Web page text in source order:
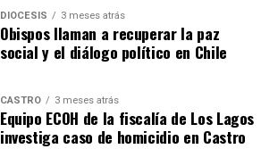
DIÓCESIS 3 meses atrás
Obispos llaman a recuperar la paz
social y el diálogo político en Chile
CASTRO 3 meses atrás
Equipo ECOH de la fiscalía de Los Lagos
investiga caso de homicidio en Castro